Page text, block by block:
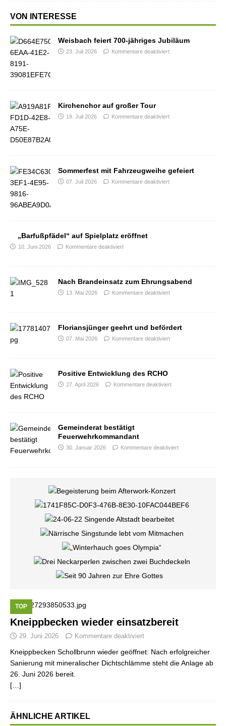
VON INTERESSE
Weisbach feiert 700-jähriges Jubiläum
23. Juli 2026 Kommentare deaktiviert
Kirchenchor auf großer Tour
19. Juli 2026 Kommentare deaktiviert
Sommerfest mit Fahrzeugweihe gefeiert
07. Juli 2026 Kommentare deaktiviert
„Barfußpfädel“ auf Spielplatz eröffnet
10. Juni 2026 Kommentare deaktiviert
Nach Brandeinsatz zum Ehrungsabend
13. Mai 2026 Kommentare deaktiviert
Floriansjünger geehrt und befördert
07. Mai 2026 Kommentare deaktiviert
Positive Entwicklung des RCHO
27. April 2026 Kommentare deaktiviert
Gemeinderat bestätigt
Feuerwehrkommandant
30. Januar 2026 Kommentare deaktiviert
TOP
Kneippbecken wieder einsatzbereit
29. Juni 2026 Kommentare deaktiviert
Kneippbecken Schollbrunn wieder geöffnet: Nach erfolgreicher
Sanierung mit mineralischer Dichtschlämme steht die Anlage ab
26. Juni 2026 bereit.
[…]
ÄHNLICHE ARTIKEL